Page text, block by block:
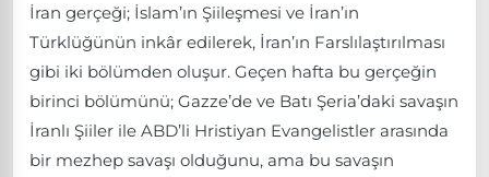
İran gerçeği; İslam’ın Şiileşmesi ve İran’ın
Türklüğünün inkâr edilerek, İran’ın Farslılaştırılması
gibi iki bölümden oluşur. Geçen hafta bu gerçeğin
birinci bölümünü; Gazze’de ve Batı Şeria’daki savaşın
İranlı Şiiler ile ABD’li Hristiyan Evangelistler arasında
bir mezhep savaşı olduğunu, ama bu savaşın